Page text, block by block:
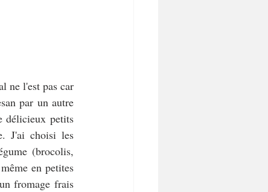
ne l'est pas car
par un autre
délicieux petits
J'ai choisi les
(brocolis,
en petites
fromage frais